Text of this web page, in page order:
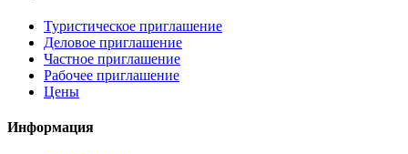
Туристическое приглашение
Деловое приглашение
Частное приглашение
Рабочее приглашение
Цены
Информация